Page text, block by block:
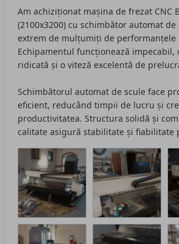
Am achiziționat mașina de frezat CNC
(2100x3200) cu schimbător automat
extrem de mulțumiți de performanțele
Echipamentul funcționează impecabil,
ridicată și o viteză excelentă de
Schimbătorul automat de scule face
eficient, reducând timpii de lucru și
productivitatea. Structura solidă și
calitate asigură stabilitate și fiabilitate